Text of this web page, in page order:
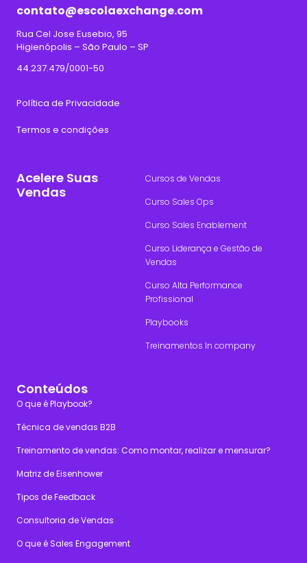
contato@escolaexchange.com
Rua Cel Jose Eusebio, 95
Higienópolis – São Paulo – SP
44.237.479/0001-50
Política de Privacidade
Termos e condições
Acelere Suas
Vendas
Cursos de Vendas
Curso Sales Ops
Curso Sales Enablement
Curso Liderança e Gestão de
Vendas
Curso Alta Performance
Profissional
Playbooks
Treinamentos In company
Conteúdos
O que é Playbook?
Técnica de vendas B2B
Treinamento de vendas: Como montar, realizar e mensurar?
Matriz de Eisenhower
Tipos de Feedback
Consultoria de Vendas
O que é Sales Engagement